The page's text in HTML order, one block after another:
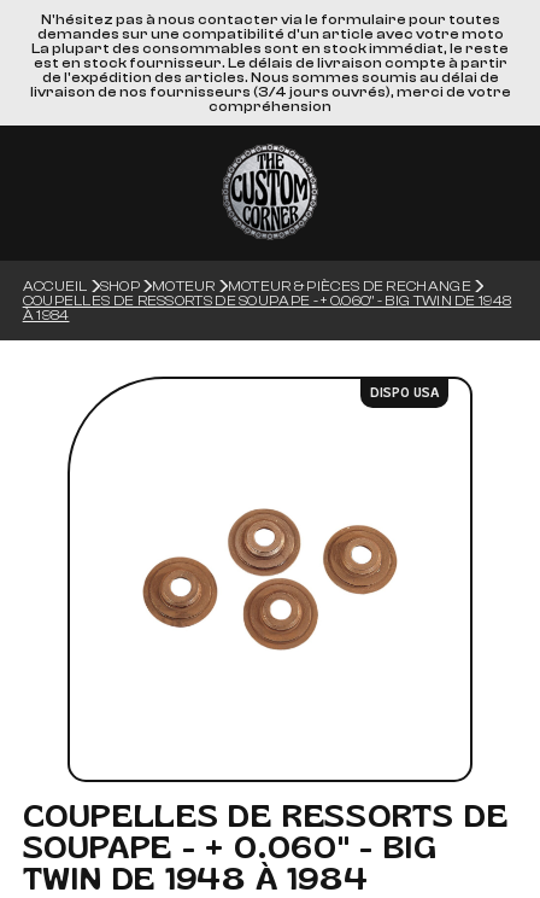
N'hésitez pas à nous contacter via le formulaire pour toutes
demandes sur une compatibilité d'un article avec votre moto
La plupart des consommables sont en stock immédiat, le reste
est en stock fournisseur. Le délais de livraison compte à partir
de l'expédition des articles. Nous sommes soumis au délai de
livraison de nos fournisseurs (3/4 jours ouvrés), merci de votre
compréhension
ACCUEIL SHOP MOTEUR
MOTEUR & PIÈCES DE RECHANGE
COUPELLES DE RESSORTS DE SOUPAPE - + 0.060" - BIG TWIN DE 1948
À 1984
DISPO USA
COUPELLES DE RESSORTS DE
SOUPAPE - + 0.060" - BIG
TWIN DE 1948 À 1984